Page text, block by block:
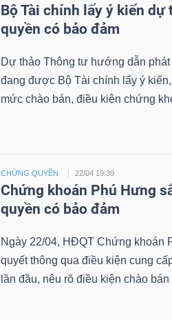
Bộ Tài chính lấy ý kiến
quyền có bảo đảm
Dự thảo Thông tư hướng dẫn
đang được Bộ Tài chính lấy ý
mức chào bán, điều kiện chứng
CHỨNG QUYỀN 22/04 19:39
Chứng khoán Phú Hưng
quyền có bảo đảm
Ngày 22/04, HĐQT Chứng khoán
quyết thông qua điều kiện cung
lần đầu, nêu rõ điều kiện chào bán